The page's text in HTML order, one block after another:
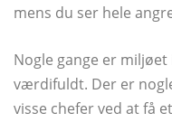
mens du ser hele
Nogle gange er
værdifuldt. Der er
visse chefer ved at få